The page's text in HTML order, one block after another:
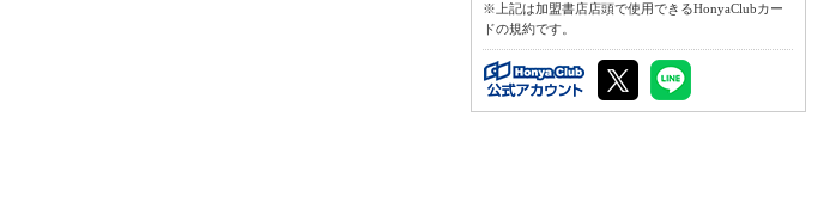
※上記は加盟書店店頭で使用できるHonyaClubカー
ドの規約です。